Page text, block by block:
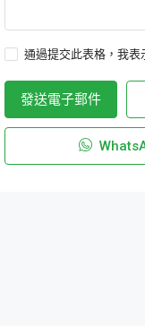
通過提交此表格，我表
發送電子郵件